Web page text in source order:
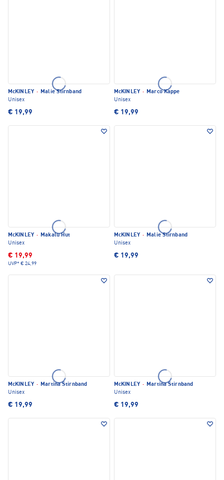
McKINLEY · Malie Stirnband
Unisex
€ 19,99
McKINLEY · Marco Kappe
Unisex
€ 19,99
McKINLEY · Makalu Hut
Unisex
€ 19,99
UVP* € 24,99
McKINLEY · Malie Stirnband
Unisex
€ 19,99
McKINLEY · Martina Stirnband
Unisex
€ 19,99
McKINLEY · Martina Stirnband
Unisex
€ 19,99